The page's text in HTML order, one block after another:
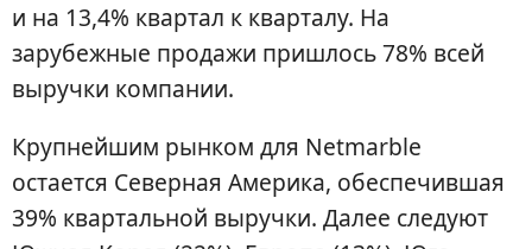
и на 13,4% квартал к кварталу. На
зарубежные продажи пришлось 78% всей
выручки компании.
Крупнейшим рынком для Netmarble
остается Северная Америка, обеспечившая
39% квартальной выручки. Далее следуют